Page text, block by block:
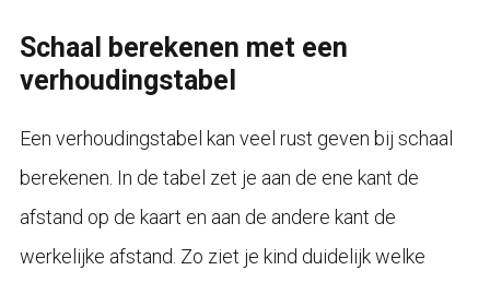
Schaal berekenen met een
verhoudingstabel
Een verhoudingstabel kan veel rust geven bij schaal
berekenen. In de tabel zet je aan de ene kant de
afstand op de kaart en aan de andere kant de
werkelijke afstand. Zo ziet je kind duidelijk welke